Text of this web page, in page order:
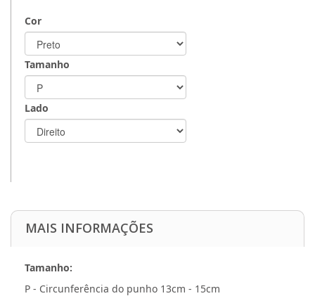
Cor
Tamanho
Lado
MAIS INFORMAÇÕES
Tamanho:
P - Circunferência do punho 13cm - 15cm